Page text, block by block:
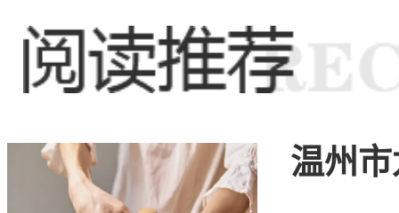
温州